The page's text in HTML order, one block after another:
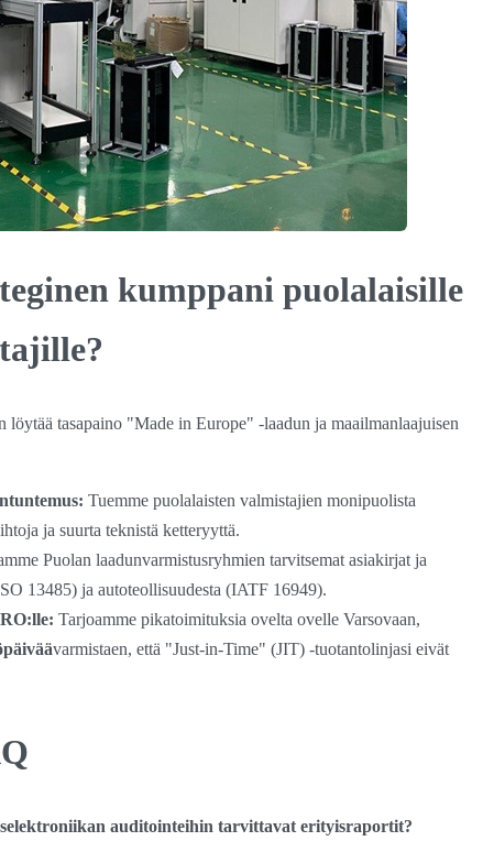
kumppani puolalaisille
löytää tasapaino "Made in Europe" -laadun ja maailmanlaajuisen
Tuemme puolalaisten valmistajien monipuolista
ja suurta teknistä ketteryyttä.
Puolan laadunvarmistusryhmien tarvitsemat asiakirjat ja
13485) ja autoteollisuudesta (IATF 16949).
Tarjoamme pikatoimituksia ovelta ovelle Varsovaan,
varmistaen, että "Just-in-Time" (JIT) -tuotantolinjasi eivät
auditointeihin tarvittavat erityisraportit?